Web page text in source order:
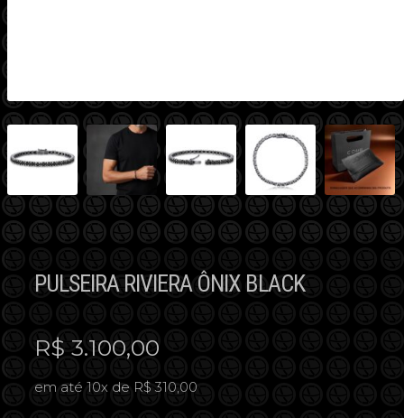
PULSEIRA RIVIERA ÔNIX BLACK
R$ 3.100,00
em até 10x de R$ 310,00